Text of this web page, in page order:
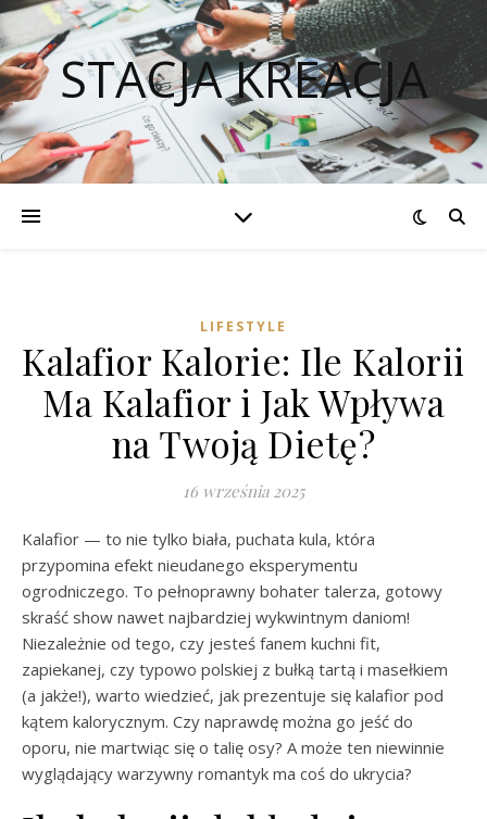
STACJA KREACJA
LIFESTYLE
Kalafior Kalorie: Ile Kalorii
Ma Kalafior i Jak Wpływa
na Twoją Dietę?
16 września 2025
Kalafior — to nie tylko biała, puchata kula, która
przypomina efekt nieudanego eksperymentu
ogrodniczego. To pełnoprawny bohater talerza, gotowy
skraść show nawet najbardziej wykwintnym daniom!
Niezależnie od tego, czy jesteś fanem kuchni fit,
zapiekanej, czy typowo polskiej z bułką tartą i masełkiem
(a jakże!), warto wiedzieć, jak prezentuje się kalafior pod
kątem kalorycznym. Czy naprawdę można go jeść do
oporu, nie martwiąc się o talię osy? A może ten niewinnie
wyglądający warzywny romantyk ma coś do ukrycia?